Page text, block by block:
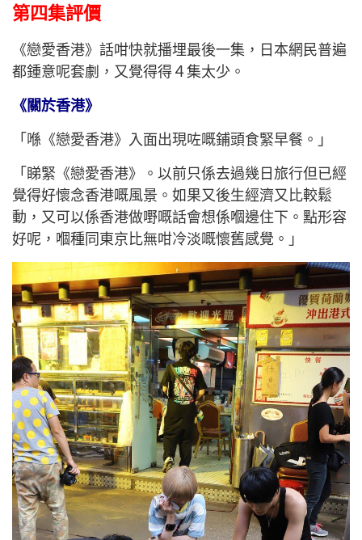
第四集評價
《戀愛香港》話咁快就播埋最後一集，日本網民普遍
都鍾意呢套劇，又覺得得４集太少。
《關於香港》
「喺《戀愛香港》入面出現咗嘅鋪頭食緊早餐。」
「睇緊《戀愛香港》。以前只係去過幾日旅行但已經
覺得好懷念香港嘅風景。如果又後生經濟又比較鬆
動，又可以係香港做嘢嘅話會想係嗰邊住下。點形容
好呢，嗰種同東京比無咁冷淡嘅懷舊感覺。」